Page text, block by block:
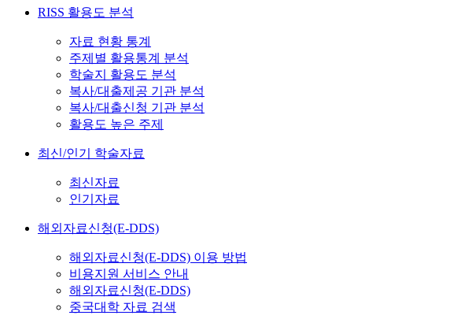
RISS 활용도 분석
자료 현황 통계
주제별 활용통계 분석
학술지 활용도 분석
복사/대출제공 기관 분석
복사/대출신청 기관 분석
활용도 높은 주제
최신/인기 학술자료
최신자료
인기자료
해외자료신청(E-DDS)
해외자료신청(E-DDS) 이용 방법
비용지원 서비스 안내
해외자료신청(E-DDS)
중국대학 자료 검색